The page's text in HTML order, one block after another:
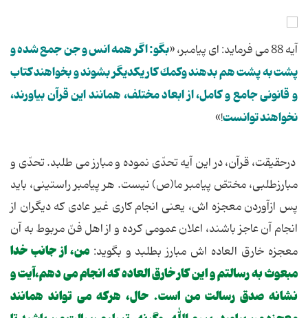
آیه 88 می فرماید: ای پیامبر، «
بگو: اگر همه انس و جن جمع شده و
پشت به پشت هم بدهند وكمك كار یكدیگر بشوند و بخواهند كتاب
و قانونی جامع و كامل، از ابعاد مختلف، همانند این قرآن بیاورند،
نخواهند توانست!»
درحقیقت، قرآن، در این آیه تحدّی نموده و مبارز می طلبد. تحدّی و
مبارزطلبی، مختصّ پیامبر ما(ص) نیست. هر پیامبر راستینی، باید
پس ازآوردن معجزه اش، یعنی انجام كاری غیر عادی كه دیگران از
انجام آن عاجز باشند، اعلان عمومی كرده و از اهل فنّ مربوط به آن
معجزه خارق العاده اش مبارز بطلبد و بگوید:من، از جانب خدا
مبعوث به رسالتم و این كار خارق العاده كه انجام می دهم،آیت و
نشانه صدق رسالت من است. حال، هركه می تواند همانند